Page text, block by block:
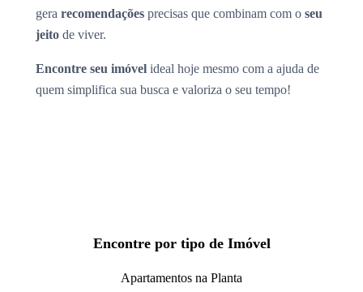
gera recomendações precisas que combinam com o seu
jeito de viver.
Encontre seu imóvel ideal hoje mesmo com a ajuda de
quem simplifica sua busca e valoriza o seu tempo!
Encontre por tipo de Imóvel
Apartamentos na Planta